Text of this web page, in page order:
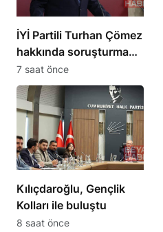
İYİ Partili Turhan Çömez
hakkında soruşturma
başlatıldı
7 saat önce
Kılıçdaroğlu, Gençlik
Kolları ile buluştu
8 saat önce